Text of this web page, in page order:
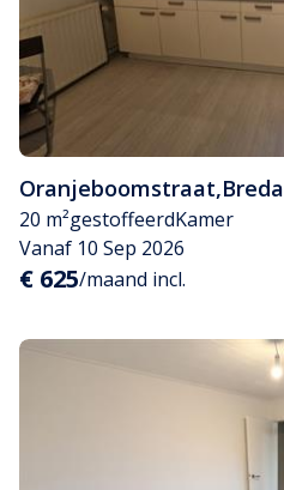
Oranjeboomstraat,Breda
20 m²gestoffeerdKamer
Vanaf 10 Sep 2026
€ 625/maand incl.